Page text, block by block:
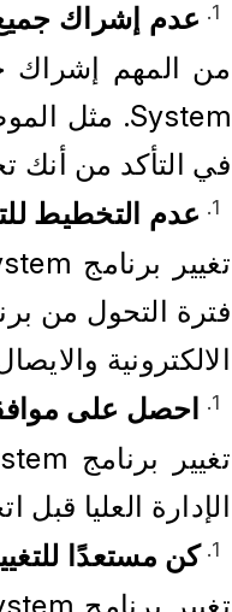
عدم إشراك
في التأكد من أنك
عدم التخطيط
الالكترونية
احصل على
الإدارة العليا قبل
كن مستعدًا